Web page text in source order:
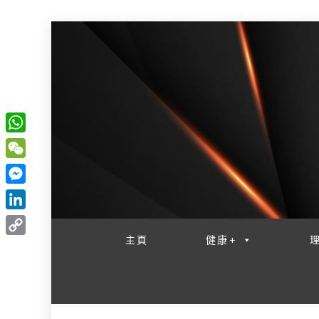
主頁 健康+
W
h
a
t
s
W
e
C
h
M
e
s
L
i